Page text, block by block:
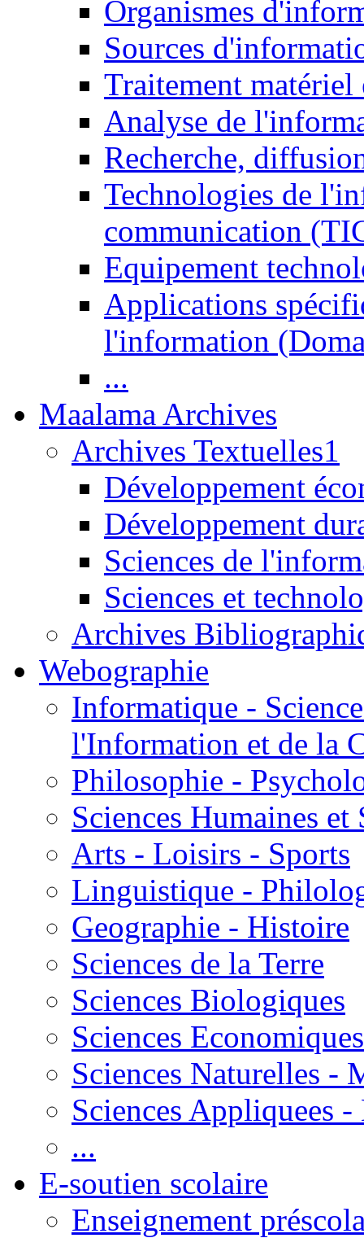
Organismes
Sources
Traitement matériel
Analyse de
Recherche,
Technologies de
communication
Equipement
Applications
l'information
...
Maalama Archives
Archives Textuelles1
Développement
Développement
Sciences de
Sciences et
Archives
Webographie
Informatique -
l'Information et de la
Philosophie -
Sciences Humaines et
Arts - Loisirs - Sports
Linguistique -
Geographie - Histoire
Sciences de la Terre
Sciences Biologiques
Sciences Economiques
Sciences Naturelles -
Sciences Appliquees
...
E-soutien scolaire